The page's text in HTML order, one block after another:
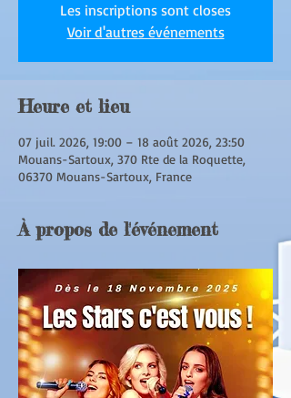
Les inscriptions sont closes
Voir d'autres événements
Heure et lieu
07 juil. 2026, 19:00 – 18 août 2026, 23:50
Mouans-Sartoux, 370 Rte de la Roquette,
06370 Mouans-Sartoux, France
À propos de l'événement